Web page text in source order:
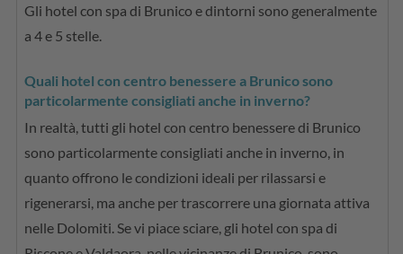
Gli hotel con spa di Brunico e dintorni sono generalmente
a 4 e 5 stelle.
Quali hotel con centro benessere a Brunico sono
particolarmente consigliati anche in inverno?
In realtà, tutti gli hotel con centro benessere di Brunico
sono particolarmente consigliati anche in inverno, in
quanto offrono le condizioni ideali per rilassarsi e
rigenerarsi, ma anche per trascorrere una giornata attiva
nelle Dolomiti. Se vi piace sciare, gli hotel con spa di